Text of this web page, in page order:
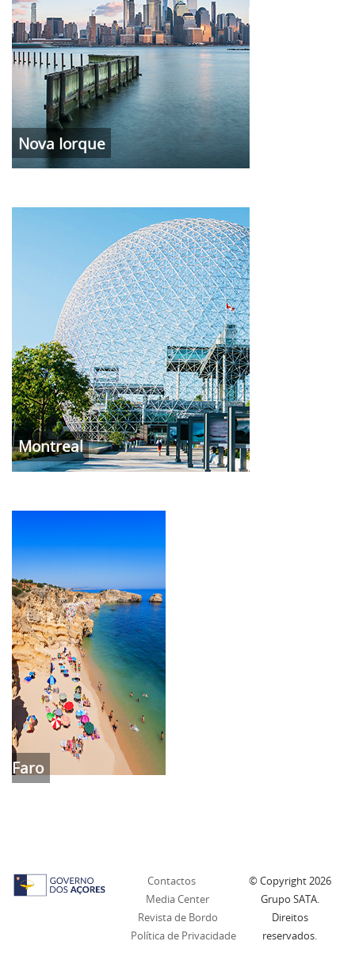
Nova Iorque
Montreal
Faro
Contactos
Media Center
Revista de Bordo
Política de Privacidade
© Copyright 2026
Grupo SATA.
Direitos
reservados.